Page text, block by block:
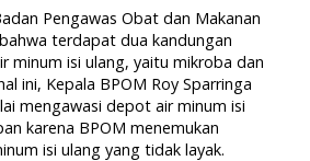
Pengawas Obat dan Makanan
terdapat dua kandungan
minum isi ulang, yaitu mikroba dan
ini, Kepala BPOM Roy Sparringa
mengawasi depot air minum isi
karena BPOM menemukan
isi ulang yang tidak layak.